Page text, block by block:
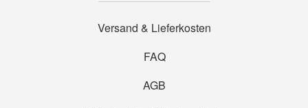
Versand & Lieferkosten
FAQ
AGB